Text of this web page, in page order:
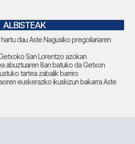
ALBISTEAK
dau Aste Nagusiko pregoilariaren
San Lorentzo azokan
abuztuaren 8an batuko da Getxon
tartea zabalik barriro
euskerazko ikuskizun bakarra Aste